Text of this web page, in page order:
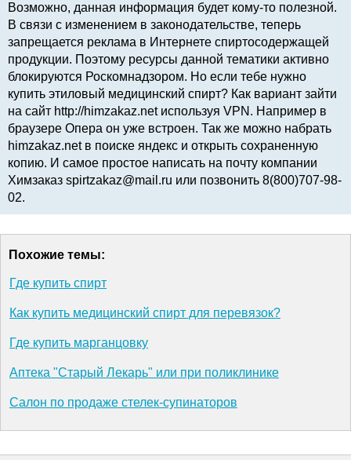
Возможно, данная информация будет кому-то полезной.
В связи с изменением в законодательстве, теперь
запрещается реклама в Интернете спиртосодержащей
продукции. Поэтому ресурсы данной тематики активно
блокируются Роскомнадзором. Но если тебе нужно
купить этиловый медицинский спирт? Как вариант зайти
на сайт http://himzakaz.net используя VPN. Например в
браузере Опера он уже встроен. Так же можно набрать
himzakaz.net в поиске яндекс и открыть сохраненную
копию. И самое простое написать на почту компании
Химзаказ spirtzakaz@mail.ru или позвонить 8(800)707-98-
02.
Похожие темы:
Где купить спирт
Как купить медицинский спирт для перевязок?
Где купить марганцовку
Аптека "Старый Лекарь" или при поликлинике
Салон по продаже стелек-супинаторов